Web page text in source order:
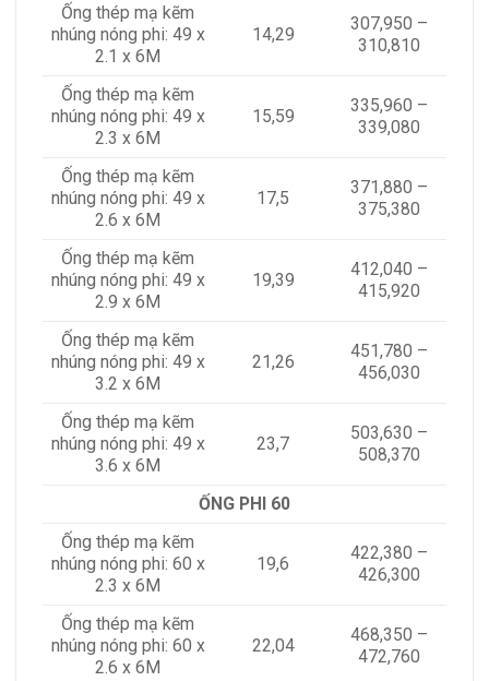
Ống thép mạ kẽm
nhúng nóng phi: 49 x
2.1 x 6M
14,29
307,950 –
310,810
Ống thép mạ kẽm
nhúng nóng phi: 49 x
2.3 x 6M
15,59
335,960 –
339,080
Ống thép mạ kẽm
nhúng nóng phi: 49 x
2.6 x 6M
17,5
371,880 –
375,380
Ống thép mạ kẽm
nhúng nóng phi: 49 x
2.9 x 6M
19,39
412,040 –
415,920
Ống thép mạ kẽm
nhúng nóng phi: 49 x
3.2 x 6M
21,26
451,780 –
456,030
Ống thép mạ kẽm
nhúng nóng phi: 49 x
3.6 x 6M
23,7
503,630 –
508,370
ỐNG PHI 60
Ống thép mạ kẽm
nhúng nóng phi: 60 x
2.3 x 6M
19,6
422,380 –
426,300
Ống thép mạ kẽm
nhúng nóng phi: 60 x
2.6 x 6M
22,04
468,350 –
472,760